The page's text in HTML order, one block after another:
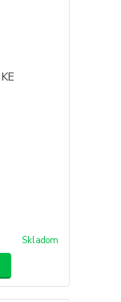
Skladom